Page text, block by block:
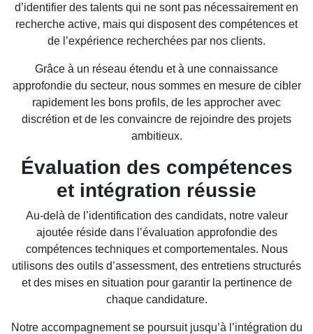
d’identifier des talents qui ne sont pas nécessairement en
recherche active, mais qui disposent des compétences et
de l’expérience recherchées par nos clients.
Grâce à un réseau étendu et à une connaissance
approfondie du secteur, nous sommes en mesure de cibler
rapidement les bons profils, de les approcher avec
discrétion et de les convaincre de rejoindre des projets
ambitieux.
Évaluation des compétences
et intégration réussie
Au-delà de l’identification des candidats, notre valeur
ajoutée réside dans l’évaluation approfondie des
compétences techniques et comportementales. Nous
utilisons des outils d’assessment, des entretiens structurés
et des mises en situation pour garantir la pertinence de
chaque candidature.
Notre accompagnement se poursuit jusqu’à l’intégration du